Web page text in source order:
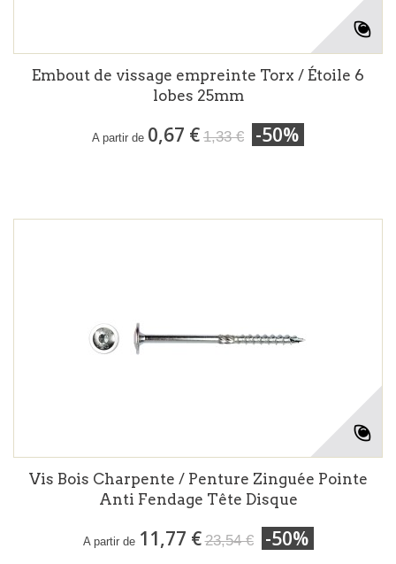
Embout de vissage empreinte Torx / Étoile 6
lobes 25mm
A partir de 0,67 € 1,33 € -50%
Vis Bois Charpente / Penture Zinguée Pointe
Anti Fendage Tête Disque
A partir de 11,77 € 23,54 € -50%